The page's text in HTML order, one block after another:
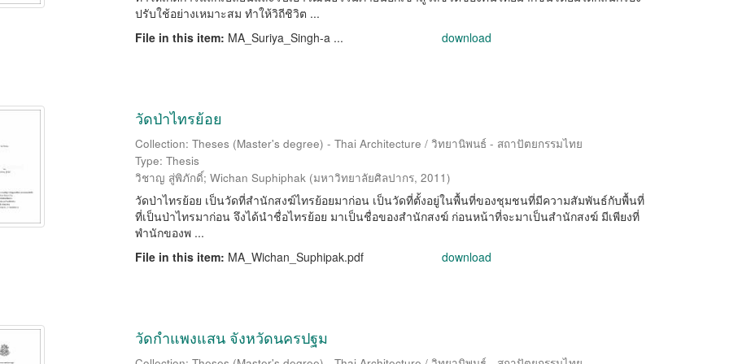
ปรับใช้อย่างเหมาะสม ทำให้วิถีชิวิต ...
File in this item: MA_Suriya_Singh-a ... download
วัดป่าไทรย้อย
Collection: Theses (Master's degree) - Thai Architecture / วิทยานิพนธ์ - สถาปัตยกรรมไทย
Type: Thesis
วิชาญ สู่พิภักดิ์; Wichan Suphiphak (มหาวิทยาลัยศิลปากร, 2011)
วัดป่าไทรย้อย เป็นวัดที่สำนักสงฆ์ไทรย้อยมาก่อน เป็นวัดที่ตั้งอยู่ในพื้นที่ของชุมชนที่มีความสัมพันธ์กับพื้นที่
ที่เป็นป่าไทรมาก่อน จึงได้นำชื่อไทรย้อย มาเป็นชื่อของสำนักสงฆ์ ก่อนหน้าที่จะมาเป็นสำนักสงฆ์ มีเพียงที่
พำนักของพ ...
File in this item: MA_Wichan_Suphipak.pdf download
วัดกำแพงแสน จังหวัดนครปฐม